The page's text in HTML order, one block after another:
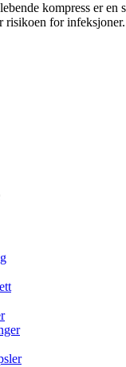
kompress er
risikoen for